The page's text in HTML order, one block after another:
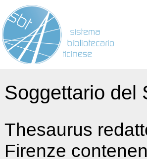
Soggettario del
Thesaurus
Firenze